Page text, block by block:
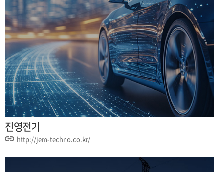
진영전기
http://jem-techno.co.kr/